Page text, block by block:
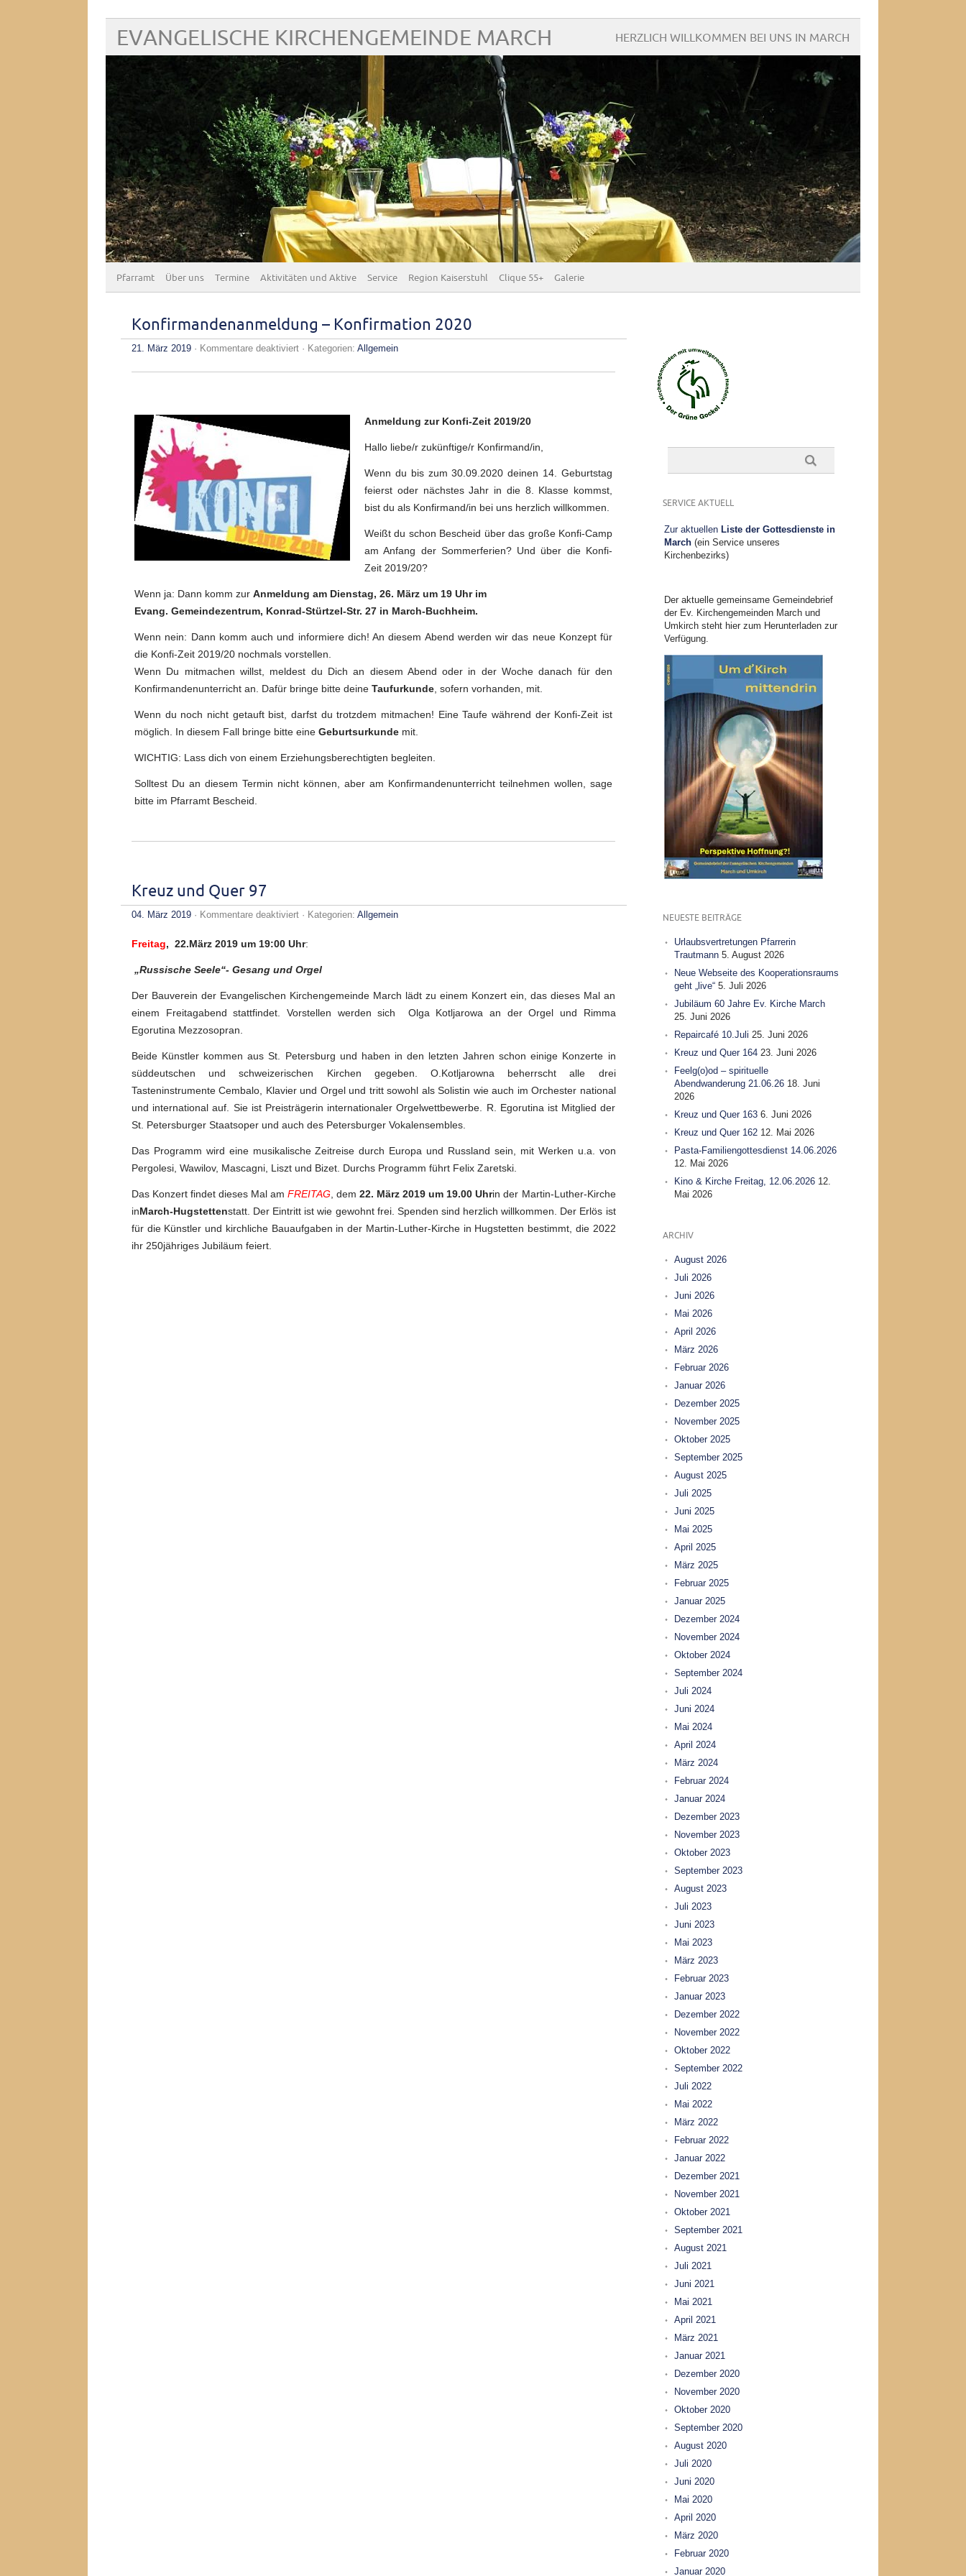
EVANGELISCHE KIRCHENGEMEINDE MARCH HERZLICH WILLKOMMEN BEI UNS IN MARCH
Pfarramt Über uns Termine Aktivitäten und Aktive Service Region Kaiserstuhl Clique 55+ Galerie
Konfirmandenanmeldung – Konfirmation 2020
21. März 2019 · Kommentare deaktiviertfür
–
· Kategorien: Allgemein
Anmeldung zur Konfi-Zeit 2019/20
Hallo liebe/r zukünftige/r Konfirmand/in,
Wenn du bis zum 30.09.2020 deinen 14. Geburtstag
feierst oder nächstes Jahr in die 8. Klasse kommst,
bist du als Konfirmand/in bei uns herzlich willkommen.
Weißt du schon Bescheid über das große Konfi-Camp
am Anfang der Sommerferien? Und über die Konfi-
Zeit 2019/20?
Wenn ja: Dann komm zur Anmeldung am Dienstag, 26. März um 19 Uhr im
Evang. Gemeindezentrum, Konrad-Stürtzel-Str. 27 in March-Buchheim.
Wenn nein: Dann komm auch und informiere dich! An diesem Abend werden wir das neue Kon­zept für
die Konfi-Zeit 2019/20 nochmals vorstellen.
Wenn Du mitmachen willst, meldest du Dich an diesem Abend oder in der Woche danach für den
Konfirmandenunterricht an. Dafür bringe bitte deine Taufurkunde , sofern vorhanden, mit.
Wenn du noch nicht getauft bist, darfst du trotzdem mitmachen! Eine Taufe während der Konfi-Zeit ist
möglich. In diesem Fall bringe bitte eine Geburtsurkunde mit.
WICHTIG: Lass dich von einem Erziehungsberechtigten begleiten.
Solltest Du an diesem Termin nicht können, aber am Konfirmandenunterricht teilnehmen wollen, sage
bitte im Pfarramt Bescheid.
Kreuz und Quer 97
04. März 2019 · Kommentare deaktiviertfür
Quer
· Kategorien: Allgemein
Freitag, 22.März 2019 um 19:00 Uhr:
„Russische Seele“- Gesang und Orgel
Der Bauverein der Evangelischen Kirchengemeinde March lädt zu einem Konzert ein, das dieses Mal an
einem Freitagabend stattfindet. Vorstellen werden sich Olga Kotljarowa an der Orgel und Rimma
Egorutina Mezzosopran.
Beide Künstler kommen aus St. Petersburg und haben in den letzten Jahren schon einige Konzerte in
süddeutschen und schweizerischen Kirchen gegeben. O.Kotljarowna beherrscht alle drei
Tasteninstrumente Cembalo, Klavier und Orgel und tritt sowohl als Solistin wie auch im Orchester national
und international auf. Sie ist Preisträgerin internationaler Orgelwettbewerbe. R. Egorutina ist Mitglied der
St. Petersburger Staatsoper und auch des Petersburger Vokalensembles.
Das Programm wird eine musikalische Zeitreise durch Europa und Russland sein, mit Werken u.a. von
Pergolesi, Wawilov, Mascagni, Liszt und Bizet. Durchs Programm führt Felix Zaretski.
Das Konzert findet dieses Mal amFREITAG , dem22. März 2019 um 19.00 Uhrin der Martin-Luther-Kirche
inMarch-Hugstettenstatt. Der Eintritt ist wie gewohnt frei. Spenden sind herzlich willkommen. Der Erlös ist
für die Künstler und kirchliche Bauaufgaben in der Martin-Luther-Kirche in Hugstetten bestimmt, die 2022
ihr 250jähriges Jubiläum feiert.
SERVICE AKTUELL
Zur aktuellen Liste der Gottesdienste in
March(ein Service unseres
Kirchenbezirks)
Der aktuelle gemeinsame Gemeindebrief
der Ev. Kirchengemeinden March und
Umkirch steht hier zum Herunterladen zur
Verfügung.
NEUESTE BEITRÄGE
Urlaubsvertretungen Pfarrerin
Trautmann 5. August 2026
Neue Webseite des Kooperationsraums
geht „live“ 5. Juli 2026
Jubiläum 60 Jahre Ev. Kirche March
25. Juni 2026
Repaircafé 10.Juli 25. Juni 2026
Kreuz und Quer 164 23. Juni 2026
Feelg(o)od – spirituelle
Abendwanderung 21.06.26 18. Juni
2026
Kreuz und Quer 163 6. Juni 2026
Kreuz und Quer 162 12. Mai 2026
Pasta-Familiengottesdienst 14.06.2026
12. Mai 2026
Kino & Kirche Freitag, 12.06.2026 12.
Mai 2026
ARCHIV
August 2026
Juli 2026
Juni 2026
Mai 2026
April 2026
März 2026
Februar 2026
Januar 2026
Dezember 2025
November 2025
Oktober 2025
September 2025
August 2025
Juli 2025
Juni 2025
Mai 2025
April 2025
März 2025
Februar 2025
Januar 2025
Dezember 2024
November 2024
Oktober 2024
September 2024
Juli 2024
Juni 2024
Mai 2024
April 2024
März 2024
Februar 2024
Januar 2024
Dezember 2023
November 2023
Oktober 2023
September 2023
August 2023
Juli 2023
Juni 2023
Mai 2023
März 2023
Februar 2023
Januar 2023
Dezember 2022
November 2022
Oktober 2022
September 2022
Juli 2022
Mai 2022
März 2022
Februar 2022
Januar 2022
Dezember 2021
November 2021
Oktober 2021
September 2021
August 2021
Juli 2021
Juni 2021
Mai 2021
April 2021
März 2021
Januar 2021
Dezember 2020
November 2020
Oktober 2020
September 2020
August 2020
Juli 2020
Juni 2020
Mai 2020
April 2020
März 2020
Februar 2020
Januar 2020